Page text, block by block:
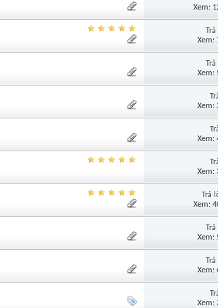
Xem:
Xem:
Xem:
Xem:
Xem:
Xem:
Trả
Xem:
Xem:
Xem:
Xem: